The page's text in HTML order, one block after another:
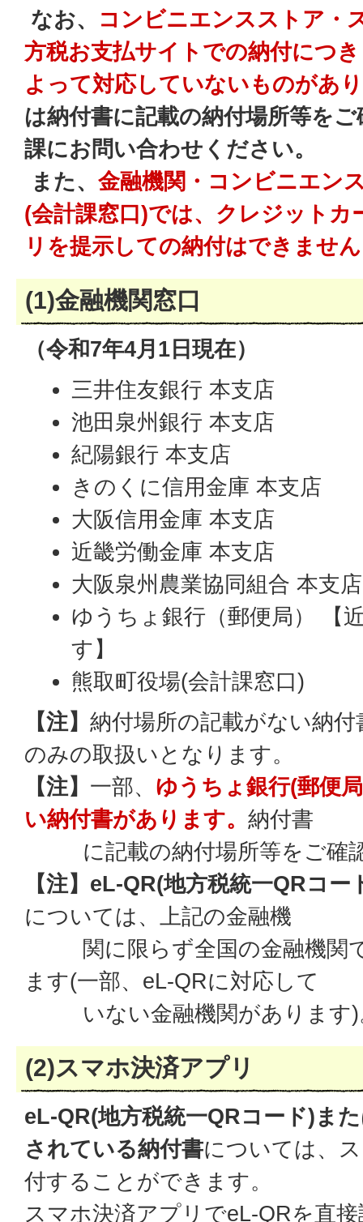
なお、
コンビニエンスストア・
方税お支払サイトでの納付につ
よって対応していないものがあ
は納付書に記載の納付場所等を
課にお問い合わせください。
また、 金融機関・コンビニエン
(会計課窓口)では、クレジットカ
リを提示しての納付はできませ
(1)金融機関窓口
（令和7年4月1日現在）
三井住友銀行 本支店
池田泉州銀行 本支店
紀陽銀行 本支店
きのくに信用金庫 本支店
大阪信用金庫 本支店
近畿労働金庫 本支店
大阪泉州農業協同組合 本支店
ゆうちょ銀行（郵便局） 【
す】
熊取町役場(会計課窓口)
【注】 納付場所の記載がない納
のみの取扱いとなります。
【注】 一部、 ゆうちょ銀行(郵便
い納付書があります。 納付書
に記載の納付場所等をご確
【注】eL-QR(地方税統一QRコ
については、上記の金融機
関に限らず全国の金融機関
ます(一部、eL-QRに対応して
いない金融機関があります)
(2)スマホ決済アプリ
eL-QR(地方税統一QRコード)ま
されている納付書については、
付することができます。
スマホ決済アプリでeL-QRを直